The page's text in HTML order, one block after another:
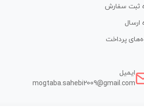
ثبت سفارش
ارسال
پرداخت
ایمیل
mogtaba.sahebi2009@gmail.com